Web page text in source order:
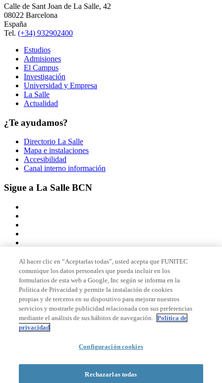
Calle de Sant Joan de La Salle, 42
08022 Barcelona
España
Tel. (+34) 932902400
Estudios
Admisiones
El Campus
Investigación
Universidad y Empresa
La Salle
Actualidad
¿Te ayudamos?
Directorio La Salle
Mapa e instalaciones
Accesibilidad
Canal interno información
Sigue a La Salle BCN
Miembro de
Acreditaciones
© 2026 La Salle Campus Barcelona - URL |
Formulario de búsqueda
Al hacer clic en “Aceptarlas todas”, usted acepta que FUNITEC
comunique los datos personales que pueda incluir en los
formularios de esta web a Google, Inc según se informa en la
Política de Privacidad y permite la instalación de cookies
propias y de terceros en su dispositivo para mejorar nuestros
servicios y mostrarle publicidad relacionada con sus preferencias
mediante el análisis de sus hábitos de navegación. Política de
privacidad
Configuración cookies
Rechazarlas todas